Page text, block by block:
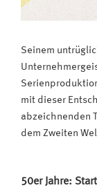
Seinem
mit dieser
abzeichnenden
dem Zweiten
50er Jahre: